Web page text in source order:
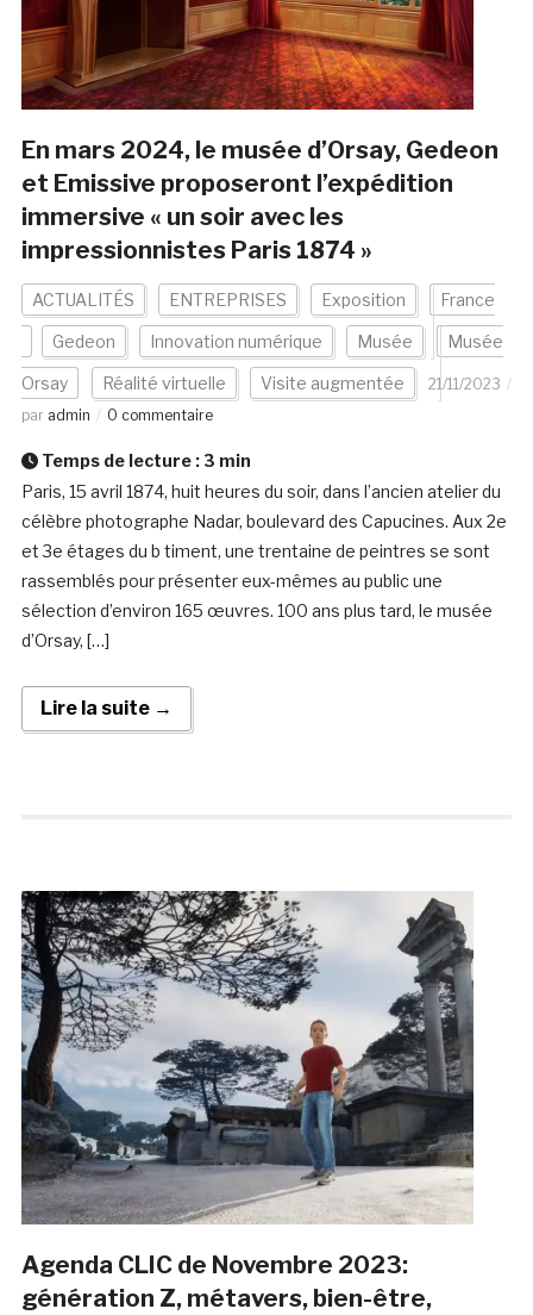
En mars 2024, le musée d’Orsay, Gedeon
et Emissive proposeront l’expédition
immersive « un soir avec les
impressionnistes Paris 1874 »
ACTUALITÉS ENTREPRISES Exposition France
Gedeon Innovation numérique Musée Musée
Orsay Réalité virtuelle Visite augmentée
21/11/2023
par admin 0 commentaire
Temps de lecture : 3 min
Paris, 15 avril 1874, huit heures du soir, dans l’ancien atelier du
célèbre photographe Nadar, boulevard des Capucines. Aux 2e
et 3e étages du b timent, une trentaine de peintres se sont
rassemblés pour présenter eux-mêmes au public une
sélection d’environ 165 œuvres. 100 ans plus tard, le musée
d’Orsay, […]
Lire la suite →
Agenda CLIC de Novembre 2023:
génération Z, métavers, bien-être,